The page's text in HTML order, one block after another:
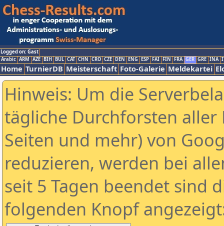
Logged on: Gast
Arabic ARM AZE BIH BUL CAT CHN CRO CZE DEN ENG ESP FAI FIN FRA GER GRE INA
Home TurnierDB Meisterschaft Foto-Galerie Meldekartei
Hinweis: Um die
tägliche Durchforsten aller
Seiten und mehr) von
reduzieren, werden bei
seit 5 Tagen beendet sind
folgenden Knopf